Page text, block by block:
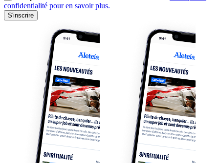
confidentialité pour en savoir plus.
S'inscrire